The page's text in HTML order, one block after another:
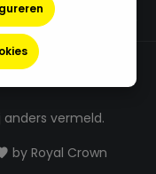
byRoyal Crown
anders vermeld.